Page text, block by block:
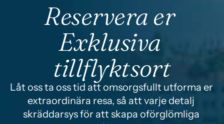
Reservera er
Exklusiva
tillflyktsort
Låt oss ta oss tid att omsorgsfullt utforma er
extraordinära resa, så att varje detalj
skräddarsys för att skapa oförglömliga